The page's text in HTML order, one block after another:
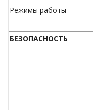
Режимы работы
БЕЗОПАСНОСТЬ